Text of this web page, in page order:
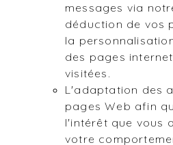
messages via
déduction de vos
la
des pages
visitées.
L'adaptation des
pages Web afin
l'intérêt que vous
votre